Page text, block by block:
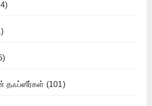
தஃப்ஸீர்கள் (101)